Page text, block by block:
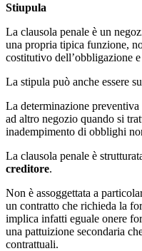
Stiupula
La clausola penale è un
una propria tipica funzione,
costitutivo dell’obbligazione
La stipula può anche essere
La determinazione preventiva
ad altro negozio quando si
inadempimento di obblighi
La clausola penale è
creditore.
Non è assoggettata a
un contratto che richieda la
implica infatti eguale onere
una pattuizione secondaria
contrattuali.